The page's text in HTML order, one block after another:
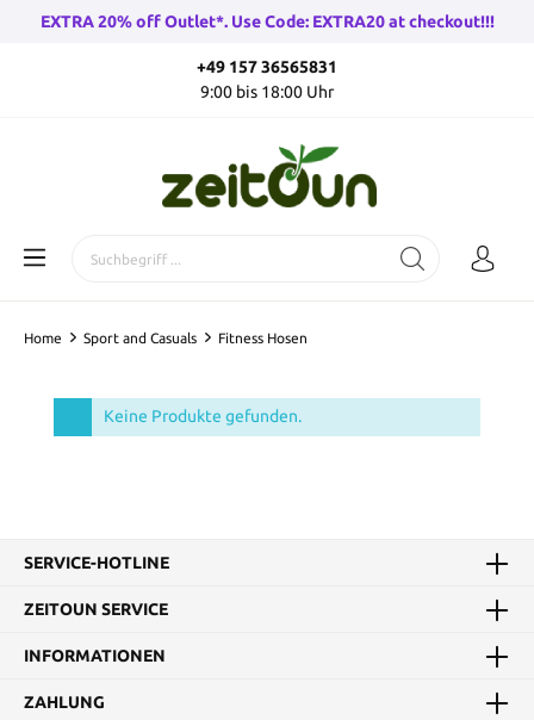
EXTRA 20% off Outlet*. Use Code: EXTRA20 at checkout!!!
+49 157 36565831
9:00 bis 18:00 Uhr
Home Sport and Casuals Fitness Hosen
Keine Produkte gefunden.
SERVICE-HOTLINE
ZEITOUN SERVICE
INFORMATIONEN
ZAHLUNG